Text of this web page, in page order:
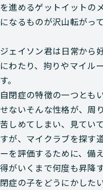
を進めるゲットイットの
になるものが沢山転がっ
ジェイソン君は日常から
にわたり、拘りやマイル
す。
自閉症の特徴の一つとも
せないそんな性格が、周
苦しめてしまい、見てい
すが、マイクラブを探す
ーを評価するために、備
得がいくまで何度も昇降
閉症の子をどうにかした